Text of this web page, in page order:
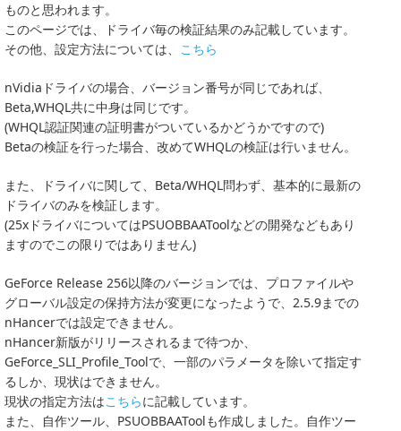
ものと思われます。
このページでは、ドライバ毎の検証結果のみ記載しています。
その他、設定方法については、 こちら
nVidiaドライバの場合、バージョン番号が同じであれば、
Beta,WHQL共に中身は同じです。
(WHQL認証関連の証明書がついているかどうかですので)
Betaの検証を行った場合、改めてWHQLの検証は行いません。
また、ドライバに関して、Beta/WHQL問わず、基本的に最新の
ドライバのみを検証します。
(25xドライバについてはPSUOBBAAToolなどの開発などもあり
ますのでこの限りではありません)
GeForce Release 256以降のバージョンでは、プロファイルや
グローバル設定の保持方法が変更になったようで、2.5.9までの
nHancerでは設定できません。
nHancer新版がリリースされるまで待つか、
GeForce_SLI_Profile_Toolで、一部のパラメータを除いて指定す
るしか、現状はできません。
現状の指定方法はこちらに記載しています。
また、自作ツール、PSUOBBAAToolも作成しました。自作ツー